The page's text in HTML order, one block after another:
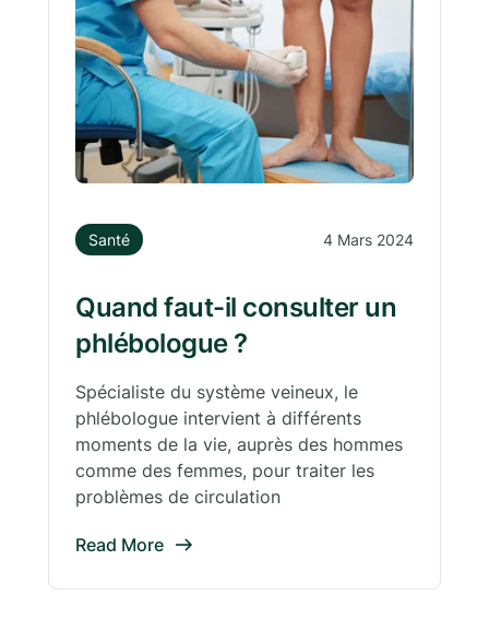
Santé 4 Mars 2024
Quand faut-il consulter un
phlébologue ?
Spécialiste du système veineux, le
phlébologue intervient à différents
moments de la vie, auprès des hommes
comme des femmes, pour traiter les
problèmes de circulation
Read More